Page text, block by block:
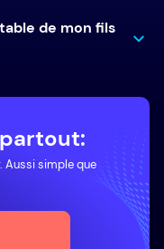
de mon fils
Aussi simple que